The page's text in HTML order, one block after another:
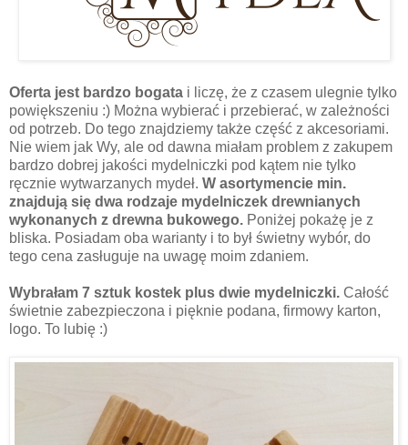
Oferta jest bardzo bogata i liczę, że z czasem ulegnie tylko
powiększeniu :) Można wybierać i przebierać, w zależności
od potrzeb. Do tego znajdziemy także część z akcesoriami.
Nie wiem jak Wy, ale od dawna miałam problem z zakupem
bardzo dobrej jakości mydelniczki pod kątem nie tylko
ręcznie wytwarzanych mydeł. W asortymencie min.
znajdują się dwa rodzaje mydelniczek drewnianych
wykonanych z drewna bukowego. Poniżej pokażę je z
bliska. Posiadam oba warianty i to był świetny wybór, do
tego cena zasługuje na uwagę moim zdaniem.
Wybrałam 7 sztuk kostek plus dwie mydelniczki. Całość
świetnie zabezpieczona i pięknie podana, firmowy karton,
logo. To lubię :)